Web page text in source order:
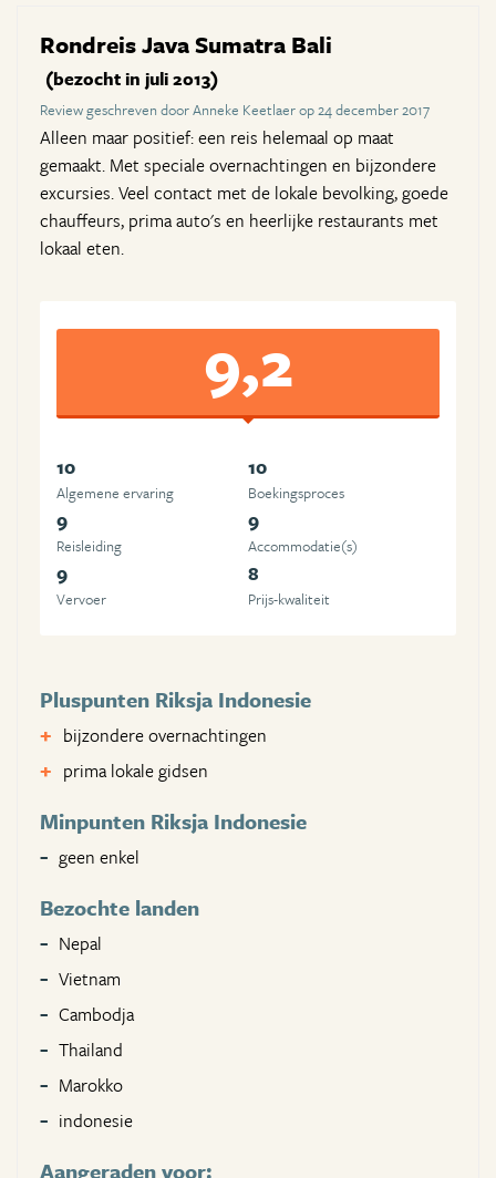
Rondreis Java Sumatra Bali
(bezocht in juli 2013)
Review geschreven door Anneke Keetlaer op 24 december 2017
Alleen maar positief: een reis helemaal op maat
gemaakt. Met speciale overnachtingen en bijzondere
excursies. Veel contact met de lokale bevolking, goede
chauffeurs, prima auto's en heerlijke restaurants met
lokaal eten.
9,2
10
Algemene ervaring
10
Boekingsproces
9
Reisleiding
9
Accommodatie(s)
9
Vervoer
8
Prijs-kwaliteit
Pluspunten Riksja Indonesie
bijzondere overnachtingen
prima lokale gidsen
Minpunten Riksja Indonesie
geen enkel
Bezochte landen
Nepal
Vietnam
Cambodja
Thailand
Marokko
indonesie
Aangeraden voor: